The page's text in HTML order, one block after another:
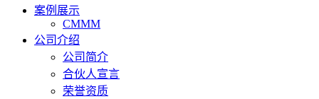
案例展示
CMMM
公司介绍
公司简介
合伙人宣言
荣誉资质